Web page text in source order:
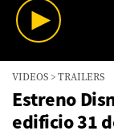
seconds
seconds
VIDEOS >TRAILERS
Estreno
edificio 31